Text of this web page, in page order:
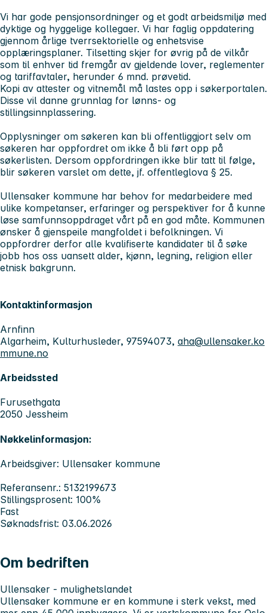
Vi har gode pensjonsordninger og et godt arbeidsmiljø med
dyktige og hyggelige kollegaer. Vi har faglig oppdatering
gjennom årlige tverrsektorielle og enhetsvise
opplæringsplaner. Tilsetting skjer for øvrig på de vilkår
som til enhver tid fremgår av gjeldende lover, reglementer
og tariffavtaler, herunder 6 mnd. prøvetid.
Kopi av attester og vitnemål må lastes opp i søkerportalen.
Disse vil danne grunnlag for lønns- og
stillingsinnplassering.
Opplysninger om søkeren kan bli offentliggjort selv om
søkeren har oppfordret om ikke å bli ført opp på
søkerlisten. Dersom oppfordringen ikke blir tatt til følge,
blir søkeren varslet om dette, jf. offentleglova § 25.
Ullensaker kommune har behov for medarbeidere med
ulike kompetanser, erfaringer og perspektiver for å kunne
løse samfunnsoppdraget vårt på en god måte. Kommunen
ønsker å gjenspeile mangfoldet i befolkningen. Vi
oppfordrer derfor alle kvalifiserte kandidater til å søke
jobb hos oss uansett alder, kjønn, legning, religion eller
etnisk bakgrunn.
Kontaktinformasjon
Arnfinn
Algarheim, Kulturhusleder, 97594073, aha@ullensaker.ko
mmune.no
Arbeidssted
Furusethgata
2050 Jessheim
Nøkkelinformasjon:
Arbeidsgiver: Ullensaker kommune
Referansenr.: 5132199673
Stillingsprosent: 100%
Fast
Søknadsfrist: 03.06.2026
Om bedriften
Ullensaker - mulighetslandet
Ullensaker kommune er en kommune i sterk vekst, med